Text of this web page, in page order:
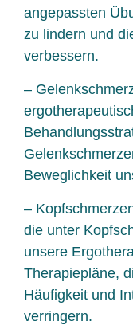
angepassten
zu lindern und
verbessern.
–
Beweglichkeit
–
die unter
unsere
Therapiepläne,
Häufigkeit und
verringern.